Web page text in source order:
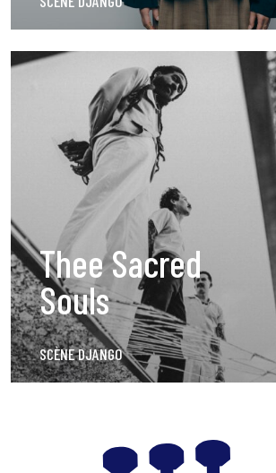
Thee Sacred
Souls
SCÈNE DJANGO